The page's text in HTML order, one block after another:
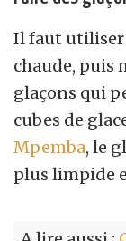
Il faut utiliser
chaude, puis
glaçons qui
cubes de
Mpemba, le
plus limpide